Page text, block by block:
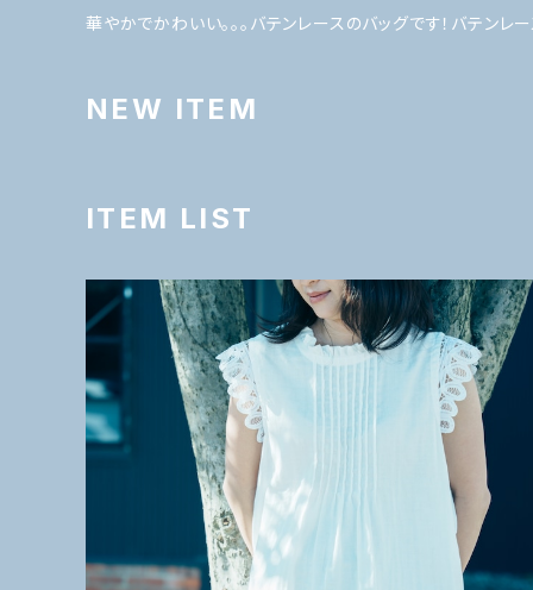
華やかでかわいい。。。バテンレースのバッグです！バテンレ
NEW ITEM
ITEM LIST
コットン１００％ バテンレース チュニック
¥16,500
SOLD OUT